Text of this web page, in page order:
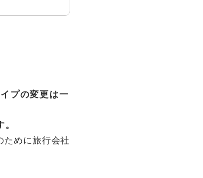
プの変更は一
ために旅行会社